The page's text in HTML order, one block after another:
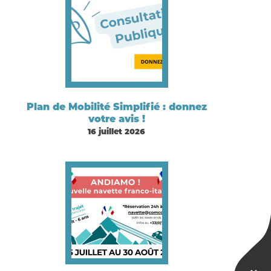
Plan de Mobilité Simplifié : donnez
votre avis !
16 juillet 2026